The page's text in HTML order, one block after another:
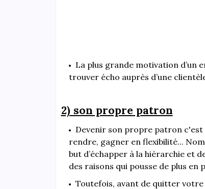
La plus grande motivation d’un
trouver écho auprès d’une
2) son propre patron
Devenir son propre patron c'est
rendre, gagner en flexibilité...
but d’échapper à la hiérarchie et
des raisons qui pousse de plus
Toutefois, avant de quitter votre